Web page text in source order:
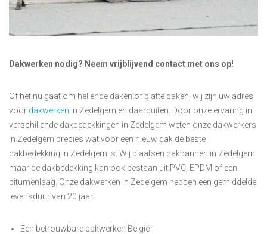
Dakwerken nodig? Neem vrijblijvend contact met ons op!
Of het nu gaat om hellende daken of platte daken, wij zijn uw adres
voor dakwerken in Zedelgem en daarbuiten. Door onze ervaring in
verschillende dakbedekkingen in Zedelgem weten onze dakwerkers
in Zedelgem precies wat voor een nieuw dak de beste
dakbedekking in Zedelgem is. Wij plaatsen dakpannen in Zedelgem
maar de dakbedekking kan ook bestaan uit PVC, EPDM of een
bitumenlaag. Onze dakwerken in Zedelgem hebben een gemiddelde
levensduur van 20 jaar.
Een betrouwbare dakwerken België